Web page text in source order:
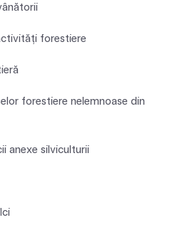
forestiere
forestiere nelemnoase din
anexe silviculturii